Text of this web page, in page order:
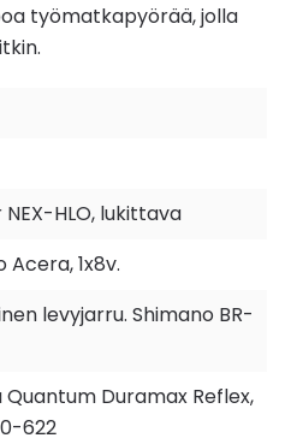
työmatkapyörää, jolla
NEX-HLO, lukittava
Acera, 1x8v.
levyjarru. Shimano BR-
Duramax Reflex,
622